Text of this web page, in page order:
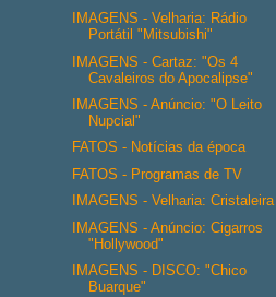
IMAGENS - Velharia: Rádio
Portátil "Mitsubishi"
IMAGENS - Cartaz: "Os 4
Cavaleiros do Apocalipse"
IMAGENS - Anúncio: "O Leito
Nupcial"
FATOS - Notícias da época
FATOS - Programas de TV
IMAGENS - Velharia: Cristaleira
IMAGENS - Anúncio: Cigarros
"Hollywood"
IMAGENS - DISCO: "Chico
Buarque"